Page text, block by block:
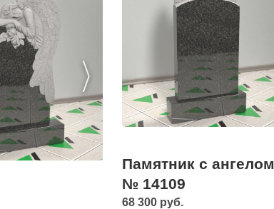
Памятник с ангелом
№ 14109
68 300 руб.